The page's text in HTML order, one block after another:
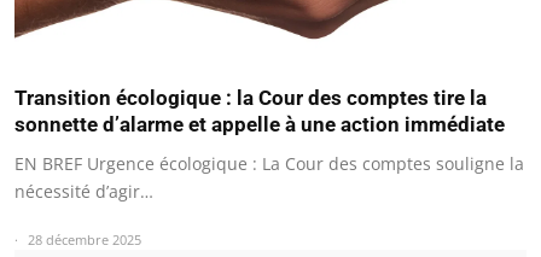
Transition écologique : la Cour des comptes tire la
sonnette d’alarme et appelle à une action immédiate
EN BREF Urgence écologique : La Cour des comptes souligne la
nécessité d’agir…
28 décembre 2025